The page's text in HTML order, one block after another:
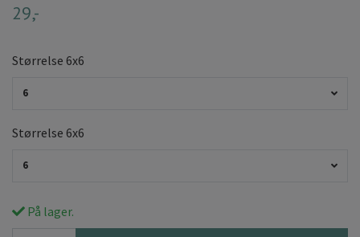
29,-
Størrelse 6x6
6
Størrelse 6x6
6
På lager.